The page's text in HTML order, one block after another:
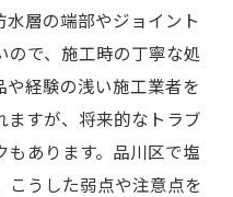
層の端部やジョイント
ので、施工時の丁寧な処
経験の浅い施工業者を
ますが、将来的なトラブ
もあります。品川区で塩
こうした弱点や注意点を